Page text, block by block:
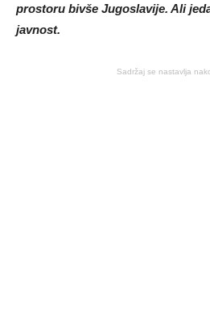
prostoru bivše Jugoslavije. Ali
javnost.
Sadržaj se nastavlja